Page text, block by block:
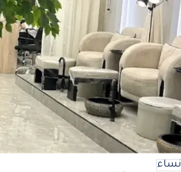
أفضل حلاوة نصف ظهر في الرياض
أفضل حلاوة نصف
نساء